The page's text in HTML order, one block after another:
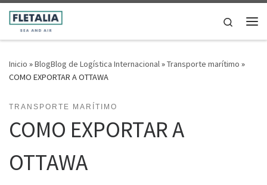
Saltar al contenido
Search
Inicio »BlogBlog de Logística Internacional»Transporte marítimo »
COMO EXPORTAR A OTTAWA
TRANSPORTE MARÍTIMO
COMO EXPORTAR A
OTTAWA